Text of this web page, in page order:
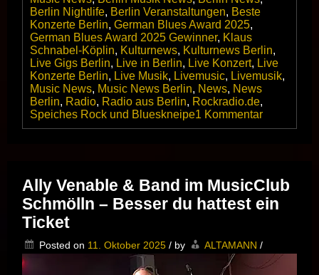
Berlin Nightlife, Berlin Veranstaltungen, Beste
Konzerte Berlin, German Blues Award 2025,
German Blues Award 2025 Gewinner, Klaus
Schnabel-Köplin, Kulturnews, Kulturnews Berlin,
Live Gigs Berlin, Live in Berlin, Live Konzert, Live
Konzerte Berlin, Live Musik, Livemusic, Livemusik,
Music News, Music News Berlin, News, News
Berlin, Radio, Radio aus Berlin, Rockradio.de,
Speiches Rock und Blueskneipe1 Kommentarzu
GERMAN
BLUES
AWARD
in
der
Kategorie
Ally Venable & Band im MusicClub
Schmölln – Besser du hattest ein
Ticket
Posted on 11. Oktober 2025 / by ALTAMANN /